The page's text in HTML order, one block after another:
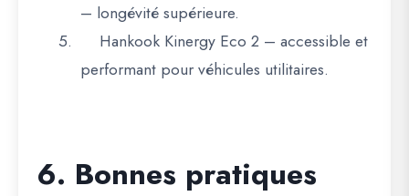
– longévité supérieure.
5.
Hankook Kinergy Eco 2 – accessible et
performant pour véhicules utilitaires.
6. Bonnes pratiques